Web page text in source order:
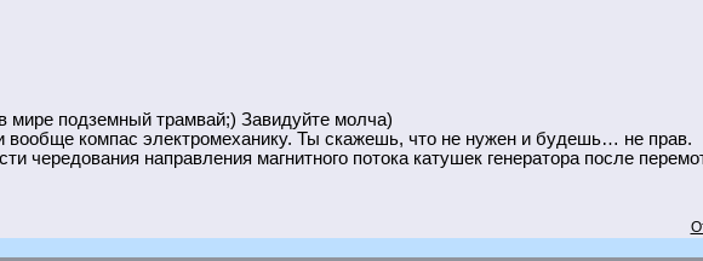
мире подземный трамвай;) Завидуйте молча)
вообще компас электромеханику. Ты скажешь, что не нужен и будешь… не прав.
чередования направления магнитного потока катушек генератора после